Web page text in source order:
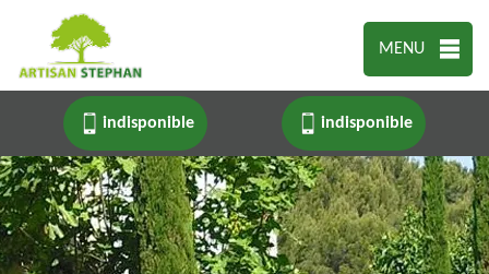
MENU
indisponible indisponible